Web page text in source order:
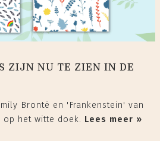
ZIJN NU TE ZIEN IN DE
Brontë en 'Frankenstein' van
op het witte doek. Lees meer »